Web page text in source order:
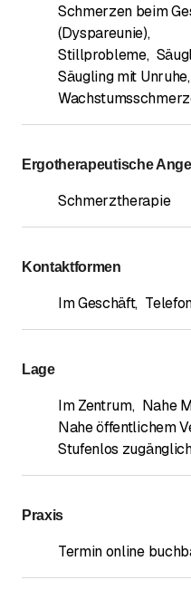
Schmerzen beim
(Dyspareunie),
Stillprobleme,
Säugling mit Unruhe,
Ergotherapeutische
Schmerztherapie
Kontaktformen
Im Geschäft,
Lage
Im Zentrum, Nahe
Nahe öffentlichem
Stufenlos
Praxis
Termin online